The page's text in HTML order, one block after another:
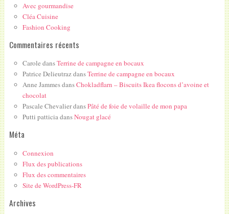
Avec gourmandise
Cléa Cuisine
Fashion Cooking
Commentaires récents
Carole dansTerrine de campagne en bocaux
Patrice DelieutrazdansTerrine de campagne en bocaux
Anne JammesdansChokladflarn – Biscuits Ikea flocons d’avoine et
chocolat
Pascale ChevalierdansPâté de foie de volaille de mon papa
Putti patticiadansNougat glacé
Méta
Connexion
Flux des publications
Flux des commentaires
Site de WordPress-FR
Archives